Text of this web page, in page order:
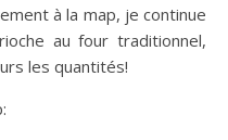
à la map, je continue
au four traditionnel,
les quantités!